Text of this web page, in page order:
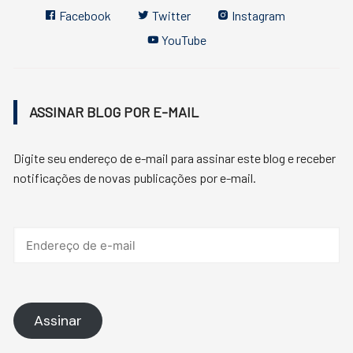
Facebook Twitter
Instagram
YouTube
ASSINAR BLOG POR E-MAIL
Digite seu endereço de e-mail para assinar este blog e receber
notificações de novas publicações por e-mail.
Assinar